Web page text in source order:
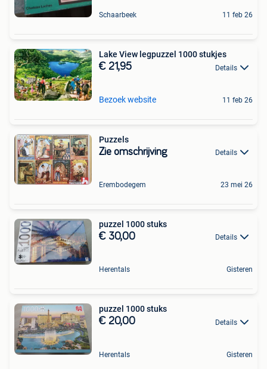
Schaarbeek 11 feb 26
Lake View legpuzzel 1000 stukjes
€ 21,95 Details
Bezoek website 11 feb 26
Puzzels
Zie omschrijving Details
Erembodegem 23 mei 26
puzzel 1000 stuks
€ 30,00 Details
Herentals Gisteren
puzzel 1000 stuks
€ 20,00 Details
Herentals Gisteren